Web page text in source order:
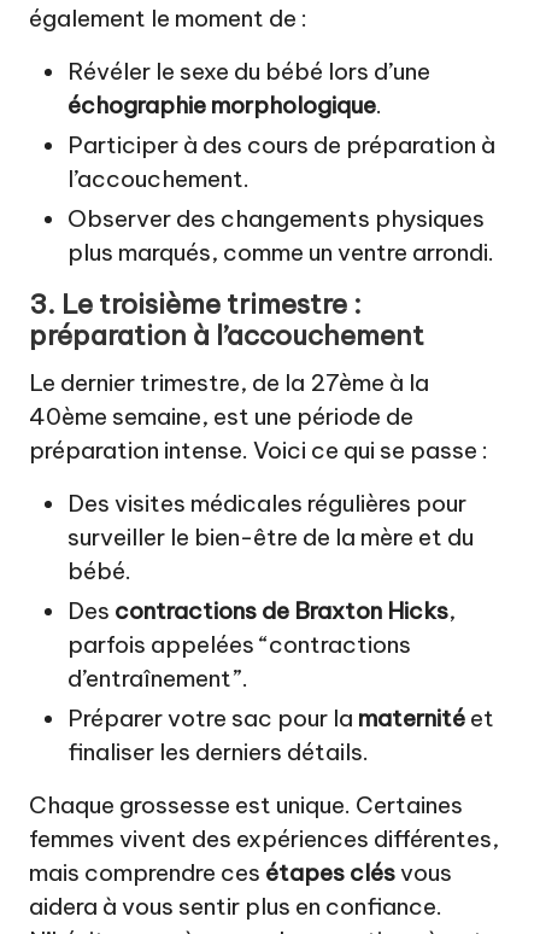
également le moment de :
Révéler le sexe du bébé lors d’une
échographie morphologique.
Participer à des cours de préparation à
l’accouchement.
Observer des changements physiques
plus marqués, comme un ventre arrondi.
3. Le troisième trimestre :
préparation à l’accouchement
Le dernier trimestre, de la 27ème à la
40ème semaine, est une période de
préparation intense. Voici ce qui se passe :
Des visites médicales régulières pour
surveiller le bien-être de la mère et du
bébé.
Des contractions de Braxton Hicks,
parfois appelées “contractions
d’entraînement”.
Préparer votre sac pour la maternité et
finaliser les derniers détails.
Chaque grossesse est unique. Certaines
femmes vivent des expériences différentes,
mais comprendre ces étapes clésvous
aidera à vous sentir plus en confiance.